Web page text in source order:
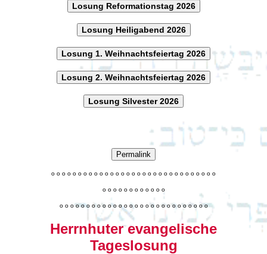
Losung Reformationstag 2026
Losung Heiligabend 2026
Losung 1. Weihnachtsfeiertag 2026
Losung 2. Weihnachtsfeiertag 2026
Losung Silvester 2026
Permalink
o o o o o o o o o o o o o o o o o o o o o o o o o o o o o o o
o o o o o o o o o o o o
o o o o o o o o o o o o o o o o o o o o o o o o o o o o
Herrnhuter evangelische
Tageslosung